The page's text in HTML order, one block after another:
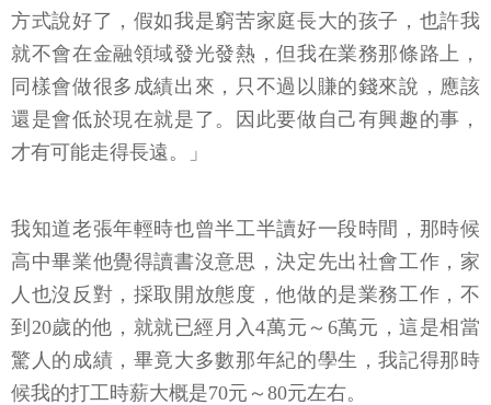
方式說好了，假如我是窮苦家庭長大的孩子，也許我
就不會在金融領域發光發熱，但我在業務那條路上，
同樣會做很多成績出來，只不過以賺的錢來說，應該
還是會低於現在就是了。因此要做自己有興趣的事，
才有可能走得長遠。」
我知道老張年輕時也曾半工半讀好一段時間，那時候
高中畢業他覺得讀書沒意思，決定先出社會工作，家
人也沒反對，採取開放態度，他做的是業務工作，不
到20歲的他，就就已經月入4萬元～6萬元，這是相當
驚人的成績，畢竟大多數那年紀的學生，我記得那時
候我的打工時薪大概是70元～80元左右。